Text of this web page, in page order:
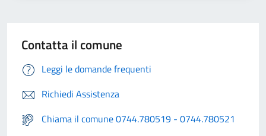
Contatta il comune
Leggi le domande frequenti
Richiedi Assistenza
Chiama il comune 0744.780519 - 0744.780521